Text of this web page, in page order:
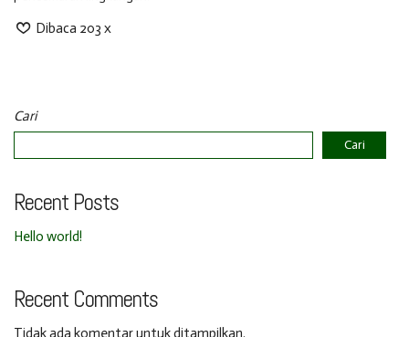
Dibaca 203 x
Cari
Cari
Recent Posts
Hello world!
Recent Comments
Tidak ada komentar untuk ditampilkan.